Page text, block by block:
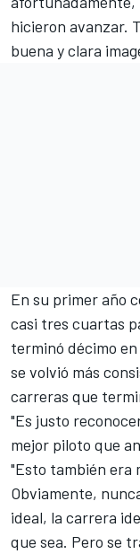
hicieron avanzar.
buena y clara
En su primer año
casi tres cuartas
terminó décimo
se volvió más
carreras que
"Es justo
mejor piloto que
"Esto también era
Obviamente,
ideal, la carrera
que sea. Pero se